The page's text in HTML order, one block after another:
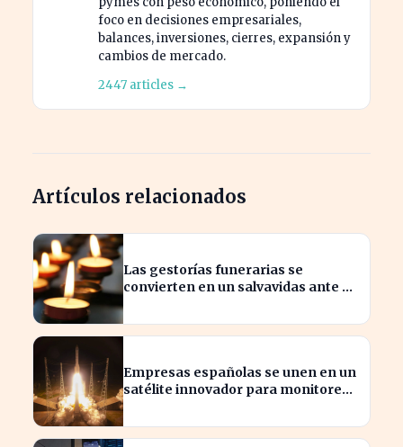
foco en decisiones empresariales,
balances, inversiones, cierres, expansión y
cambios de mercado.
2447 articles →
Artículos relacionados
Las gestorías funerarias se
convierten en un salvavidas ante el
tras un fallecimiento.
Empresas españolas se unen en un
satélite innovador para monitorear